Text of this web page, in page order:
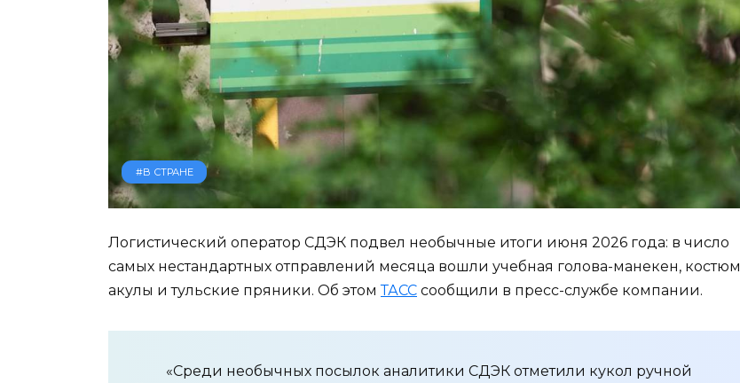
#В СТРАНЕ
Логистический оператор СДЭК подвел необычные итоги июня 2026 года: в число
самых нестандартных отправлений месяца вошли учебная голова-манекен, костюм
акулы и тульские пряники. Об этомТАСС сообщили в пресс-службе компании.
«Среди необычных посылок аналитики СДЭК отметили кукол ручной